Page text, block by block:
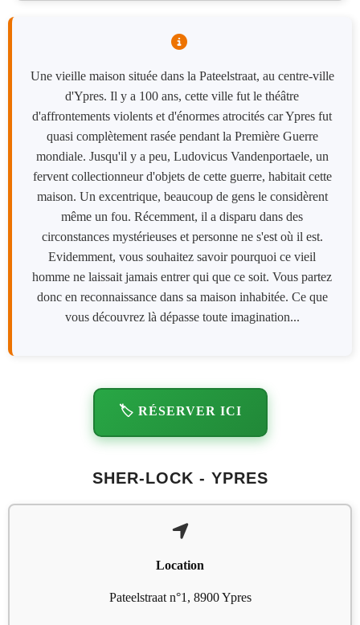
Une vieille maison située dans la Pateelstraat, au centre-ville
d'Ypres. Il y a 100 ans, cette ville fut le théâtre
d'affrontements violents et d'énormes atrocités car Ypres fut
quasi complètement rasée pendant la Première Guerre
mondiale. Jusqu'il y a peu, Ludovicus Vandenportaele, un
fervent collectionneur d'objets de cette guerre, habitait cette
maison. Un excentrique, beaucoup de gens le considèrent
même un fou. Récemment, il a disparu dans des
circonstances mystérieuses et personne ne s'est où il est.
Evidemment, vous souhaitez savoir pourquoi ce vieil
homme ne laissait jamais entrer qui que ce soit. Vous partez
donc en reconnaissance dans sa maison inhabitée. Ce que
vous découvrez là dépasse toute imagination...
🏷️ RÉSERVER ICI
SHER-LOCK - YPRES
Location
Pateelstraat n°1, 8900 Ypres